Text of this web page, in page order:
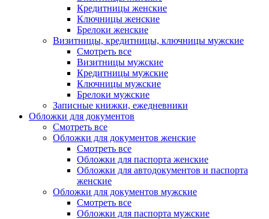
Кредитницы женские
Ключницы женские
Брелоки женские
Визитницы, кредитницы, ключницы мужские
Смотреть все
Визитницы мужские
Кредитницы мужские
Ключницы мужские
Брелоки мужские
Записные книжки, ежедневники
Обложки для документов
Смотреть все
Обложки для документов женские
Смотреть все
Обложки для паспорта женские
Обложки для автодокументов и паспорта
женские
Обложки для документов мужские
Смотреть все
Обложки для паспорта мужские